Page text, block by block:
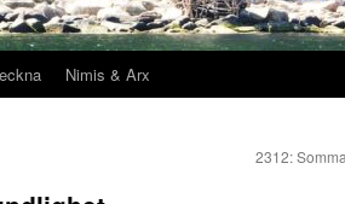
Nimis & Arx
2312: